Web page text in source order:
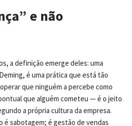
e não
a definição emerge deles: uma
é uma prática que está tão
que ninguém a percebe como
que alguém cometeu — é o jeito
a própria cultura da empresa.
é sabotagem; é gestão de vendas